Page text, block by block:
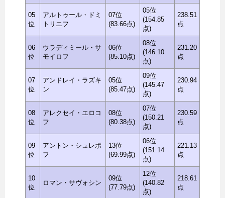
05
位
アルトゥール・ドミ
トリエフ
07位
(83.66点)
05位
(154.85
点)
238.51
点
06
位
ウラディミール・サ
モイロフ
06位
(85.10点)
08位
(146.10
点)
231.20
点
07
位
アンドレイ・ラズキ
ン
05位
(85.47点)
09位
(145.47
点)
230.94
点
08
位
アレクセイ・エロコ
フ
08位
(80.38点)
07位
(150.21
点)
230.59
点
09
位
アントン・シュレポ
フ
13位
(69.99点)
06位
(151.14
点)
221.13
点
10
位
ロマン・サヴォシン
09位
(77.79点)
12位
(140.82
点)
218.61
点